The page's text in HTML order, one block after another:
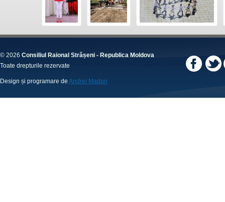
© 2026 Consiliul Raional Strășeni - Republica Moldova
Toate drepturile rezervate
Design și programare de Andrei Madan